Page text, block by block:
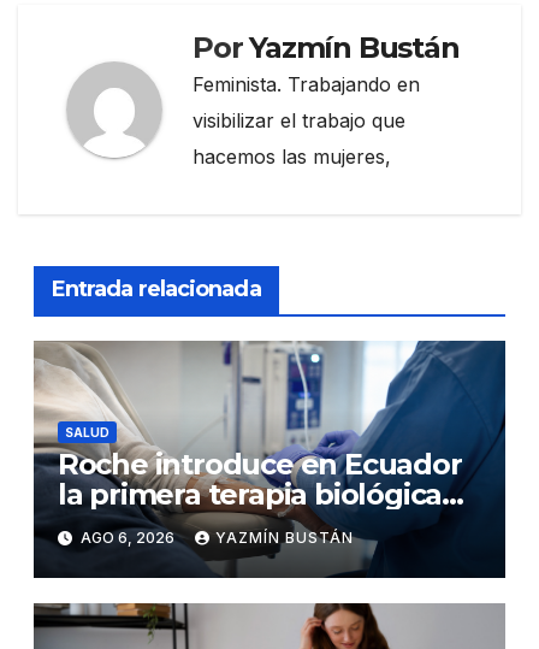
PorYazmín Bustán
Feminista. Trabajando en
visibilizar el trabajo que
hacemos las mujeres,
Entrada relacionada
SALUD
Roche introduce en Ecuador
la primera terapia biológica
de precisión capaz de
detener el daño renal por
nefritis lúpica
AGO 6, 2026 YAZMÍN BUSTÁN